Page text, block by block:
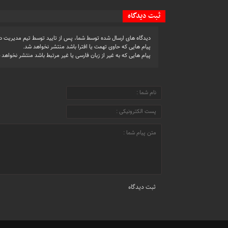
ثبت دیدگاه
دیدگاه های ارسال شده توسط شما، پس از تایید توسط تیم
پیام هایی که حاوی تهمت یا افترا باشد منتشر نخواهد شد.
پیام هایی که به غیر از زبان فارسی یا غیر مرتبط باشد منتشر